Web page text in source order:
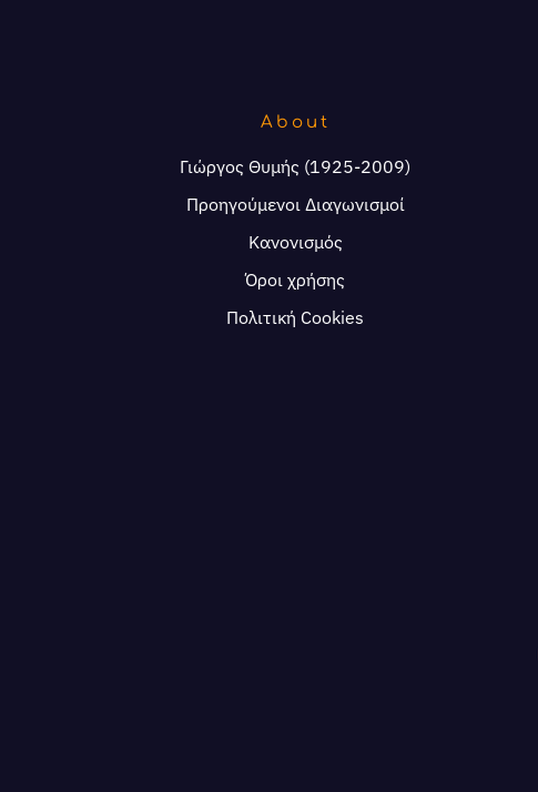
About
Γιώργος Θυμής (1925-2009)
Προηγούμενοι Διαγωνισμοί
Κανονισμός
Όροι χρήσης
Πολιτική Cookies